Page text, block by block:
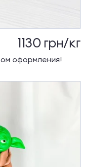
1130 грн/кг
оформления!